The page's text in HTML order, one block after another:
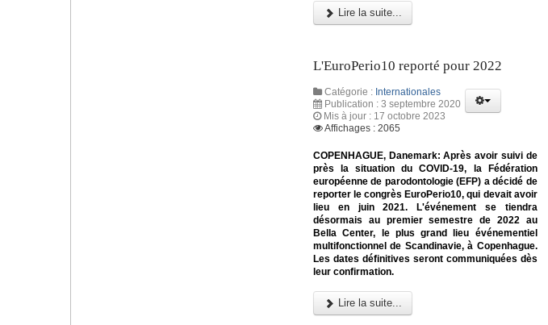
Lire la suite...
L'EuroPerio10 reporté pour 2022
Catégorie : Internationales
Publication : 3 septembre 2020
Mis à jour : 17 octobre 2023
Affichages : 2065
COPENHAGUE, Danemark: Après avoir suivi de
près la situation du COVID-19, la Fédération
européenne de parodontologie (EFP) a décidé de
reporter le congrès EuroPerio10, qui devait avoir
lieu en juin 2021. L'événement se tiendra
désormais au premier semestre de 2022 au
Bella Center, le plus grand lieu événementiel
multifonctionnel de Scandinavie, à Copenhague.
Les dates définitives seront communiquées dès
leur confirmation.
Lire la suite...